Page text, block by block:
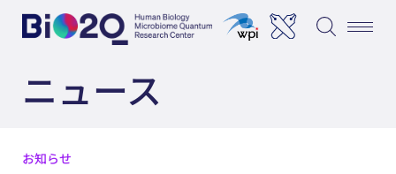
ニュース
お知らせ